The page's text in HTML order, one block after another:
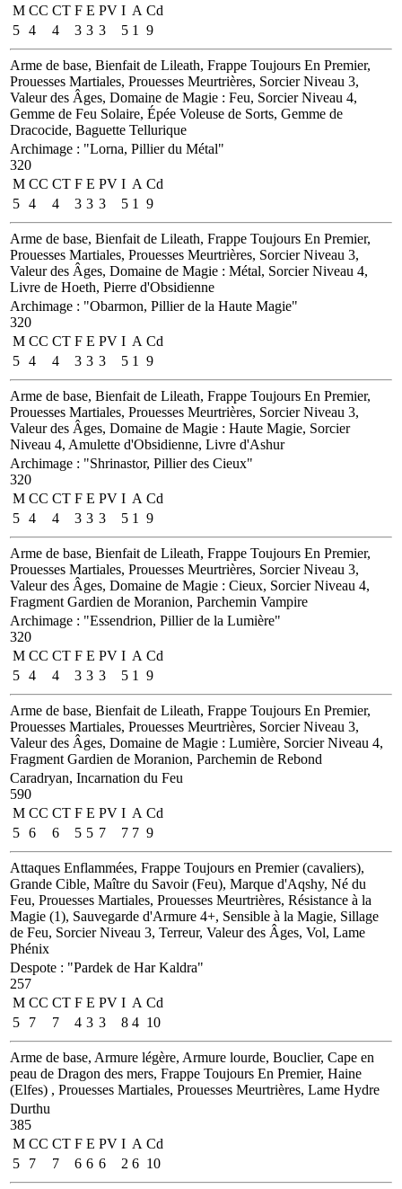
M CC CT F E PV I A Cd
5 4 4 3 3 3 5 1 9
Arme de base, Bienfait de Lileath, Frappe Toujours En Premier,
Prouesses Martiales, Prouesses Meurtrières, Sorcier Niveau 3,
Valeur des Âges, Domaine de Magie : Feu, Sorcier Niveau 4,
Gemme de Feu Solaire, Épée Voleuse de Sorts, Gemme de
Dracocide, Baguette Tellurique
Archimage : "Lorna, Pillier du Métal"
320
M CC CT F E PV I A Cd
5 4 4 3 3 3 5 1 9
Arme de base, Bienfait de Lileath, Frappe Toujours En Premier,
Prouesses Martiales, Prouesses Meurtrières, Sorcier Niveau 3,
Valeur des Âges, Domaine de Magie : Métal, Sorcier Niveau 4,
Livre de Hoeth, Pierre d'Obsidienne
Archimage : "Obarmon, Pillier de la Haute Magie"
320
M CC CT F E PV I A Cd
5 4 4 3 3 3 5 1 9
Arme de base, Bienfait de Lileath, Frappe Toujours En Premier,
Prouesses Martiales, Prouesses Meurtrières, Sorcier Niveau 3,
Valeur des Âges, Domaine de Magie : Haute Magie, Sorcier
Niveau 4, Amulette d'Obsidienne, Livre d'Ashur
Archimage : "Shrinastor, Pillier des Cieux"
320
M CC CT F E PV I A Cd
5 4 4 3 3 3 5 1 9
Arme de base, Bienfait de Lileath, Frappe Toujours En Premier,
Prouesses Martiales, Prouesses Meurtrières, Sorcier Niveau 3,
Valeur des Âges, Domaine de Magie : Cieux, Sorcier Niveau 4,
Fragment Gardien de Moranion, Parchemin Vampire
Archimage : "Essendrion, Pillier de la Lumière"
320
M CC CT F E PV I A Cd
5 4 4 3 3 3 5 1 9
Arme de base, Bienfait de Lileath, Frappe Toujours En Premier,
Prouesses Martiales, Prouesses Meurtrières, Sorcier Niveau 3,
Valeur des Âges, Domaine de Magie : Lumière, Sorcier Niveau 4,
Fragment Gardien de Moranion, Parchemin de Rebond
Caradryan, Incarnation du Feu
590
M CC CT F E PV I A Cd
5 6 6 5 5 7 7 7 9
Attaques Enflammées, Frappe Toujours en Premier (cavaliers),
Grande Cible, Maître du Savoir (Feu), Marque d'Aqshy, Né du
Feu, Prouesses Martiales, Prouesses Meurtrières, Résistance à la
Magie (1), Sauvegarde d'Armure 4+, Sensible à la Magie, Sillage
de Feu, Sorcier Niveau 3, Terreur, Valeur des Âges, Vol, Lame
Phénix
Despote : "Pardek de Har Kaldra"
257
M CC CT F E PV I A Cd
5
7 7 4 3 3 8 4 10
Arme de base, Armure légère, Armure lourde, Bouclier, Cape en
peau de Dragon des mers, Frappe Toujours En Premier, Haine
(Elfes) , Prouesses Martiales, Prouesses Meurtrières, Lame Hydre
Durthu
385
M CC CT F E PV I A Cd
5
7 7 6 6 6 2 6 10